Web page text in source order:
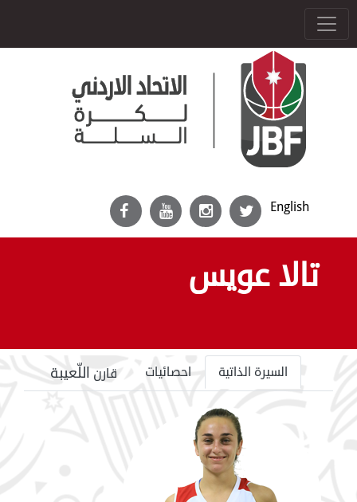
English
تالا عويس
السيرة الذاتية احصائيات قارن اللّعيبة